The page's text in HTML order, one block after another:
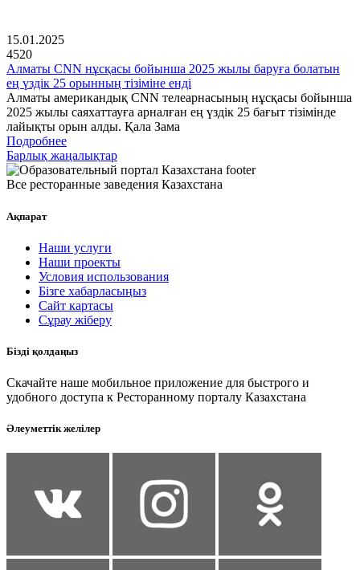
15.01.2025
4520
Алматы CNN нұсқасы бойынша 2025 жылы баруға болатын
ең үздік 25 орынның тізіміне енді
Алматы американдық CNN телеарнасының нұсқасы бойынша
2025 жылы саяхаттауға арналған ең үздік 25 бағыт тізімінде
лайықты орын алды. Қала Зама
Подробнее
Барлық жаңалықтар
Все ресторанные заведения Казахстана
Ақпарат
Наши услуги
Наши проекты
Условия использования
Бізге хабарласыңыз
Сайт картасы
Сұрау жіберу
Бізді қолдаңыз
Скачайте наше мобильное приложение для быстрого и
удобного доступа к Ресторанному порталу Казахстана
Әлеуметтік желілер